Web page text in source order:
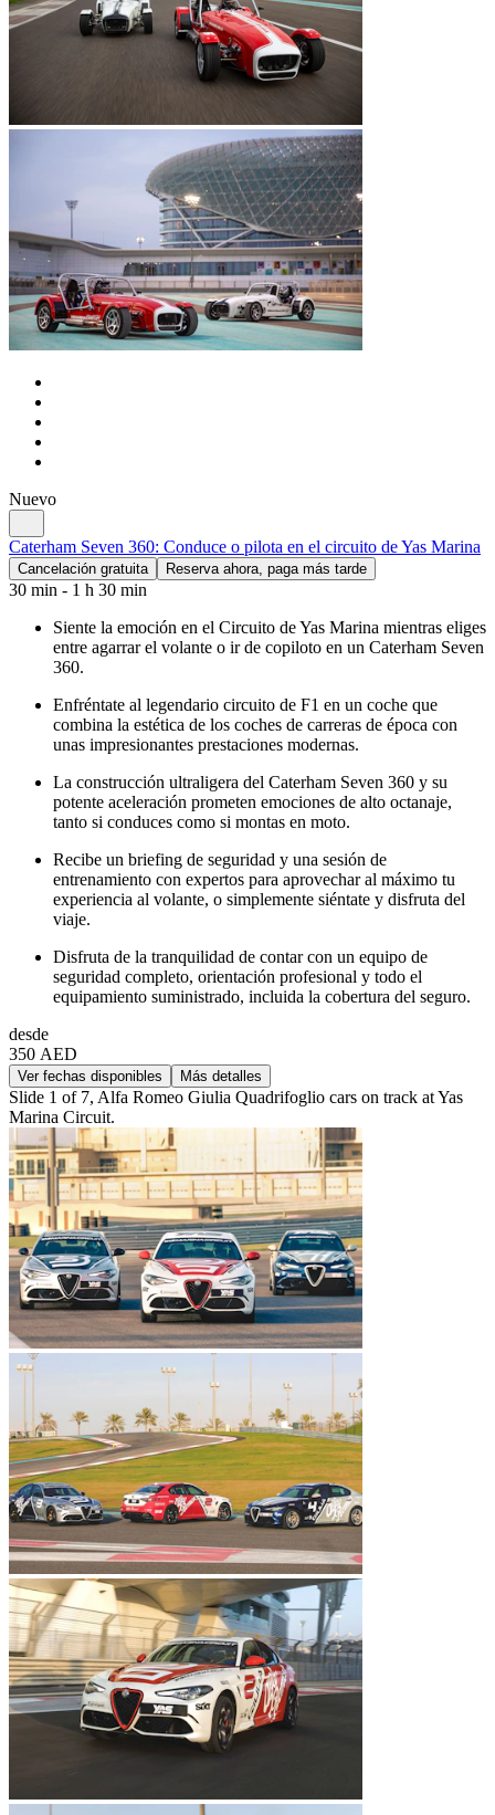
Nuevo
Caterham Seven 360: Conduce o pilota en el circuito de Yas Marina
Cancelación gratuita Reserva ahora, paga más tarde
30 min - 1 h 30 min
Siente la emoción en el Circuito de Yas Marina mientras eliges
entre agarrar el volante o ir de copiloto en un Caterham Seven
360.
Enfréntate al legendario circuito de F1 en un coche que
combina la estética de los coches de carreras de época con
unas impresionantes prestaciones modernas.
La construcción ultraligera del Caterham Seven 360 y su
potente aceleración prometen emociones de alto octanaje,
tanto si conduces como si montas en moto.
Recibe un briefing de seguridad y una sesión de
entrenamiento con expertos para aprovechar al máximo tu
experiencia al volante, o simplemente siéntate y disfruta del
viaje.
Disfruta de la tranquilidad de contar con un equipo de
seguridad completo, orientación profesional y todo el
equipamiento suministrado, incluida la cobertura del seguro.
desde
350 AED
Ver fechas disponibles Más detalles
Slide 1 of 7, Alfa Romeo Giulia Quadrifoglio cars on track at Yas
Marina Circuit.